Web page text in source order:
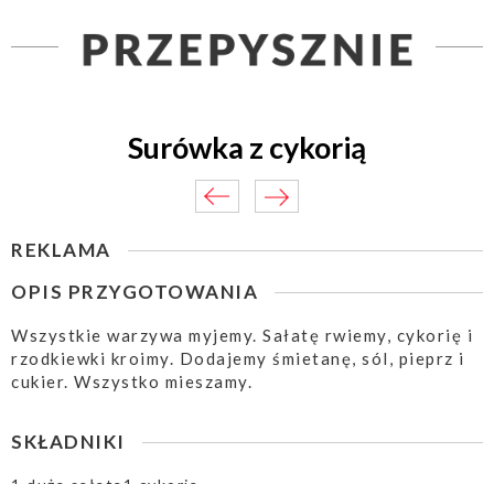
Surówka z cykorią
REKLAMA
OPIS PRZYGOTOWANIA
Wszystkie warzywa myjemy. Sałatę rwiemy, cykorię i
rzodkiewki kroimy. Dodajemy śmietanę, sól, pieprz i
cukier. Wszystko mieszamy.
SKŁADNIKI